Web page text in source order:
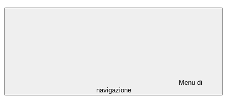
Menu di
navigazione